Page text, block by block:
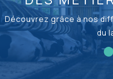
Découvrez grâce à nos
du